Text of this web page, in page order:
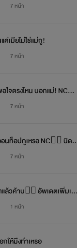
7 หน้า
ค่เมียไม่ใช่แม่กู!
7 หน้า
ใจตรงไหน บอกแม่! NC
7 หน้า
อนท็อปกูเหรอ NC❤️‍🔥 นิดนึ
7 หน้า
ล้วค้าบ❤️‍🔥 อัพเดตเพิ่มเติ
1 หน้า
ให้มึงทำเหรอ